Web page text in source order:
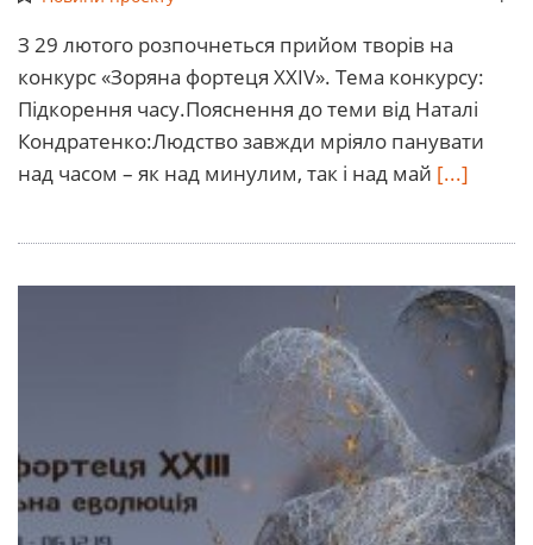
З 29 лютого розпочнеться прийом творів на
конкурс «Зоряна фортеця XXIV». Тема конкурсу:
Підкорення часу.Пояснення до теми від Наталі
Кондратенко:Людство завжди мріяло панувати
над часом – як над минулим, так і над май [...]